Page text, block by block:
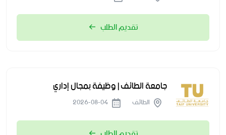
تقديم الطلب
جامعة الطائف | وظيفة بمجال إداري
الطائف